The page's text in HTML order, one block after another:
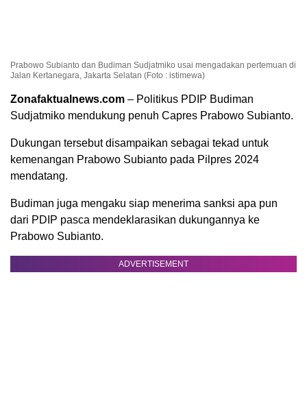
Prabowo Subianto dan Budiman Sudjatmiko usai mengadakan pertemuan di
Jalan Kertanegara, Jakarta Selatan (Foto : istimewa)
Zonafaktualnews.com – Politikus PDIP Budiman
Sudjatmiko mendukung penuh Capres Prabowo Subianto.
Dukungan tersebut disampaikan sebagai tekad untuk
kemenangan Prabowo Subianto pada Pilpres 2024
mendatang.
Budiman juga mengaku siap menerima sanksi apa pun
dari PDIP pasca mendeklarasikan dukungannya ke
Prabowo Subianto.
ADVERTISEMENT